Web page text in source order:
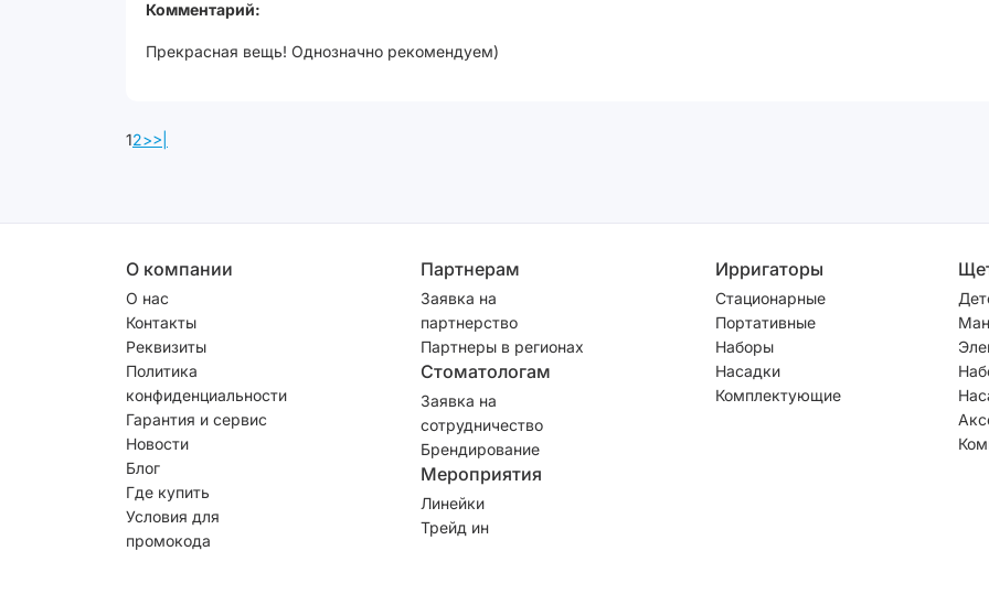
Комментарий:
Прекрасная вещь! Однозначно рекомендуем)
12>>|
О компании
О нас
Контакты
Реквизиты
Политика
конфиденциальности
Гарантия и сервис
Новости
Блог
Где купить
Условия для
промокода
Партнерам
Заявка на
партнерство
Партнеры в регионах
Стоматологам
Заявка на
сотрудничество
Брендирование
Мероприятия
Линейки
Трейд ин
Ирригаторы
Стационарные
Портативные
Наборы
Насадки
Комплектующие